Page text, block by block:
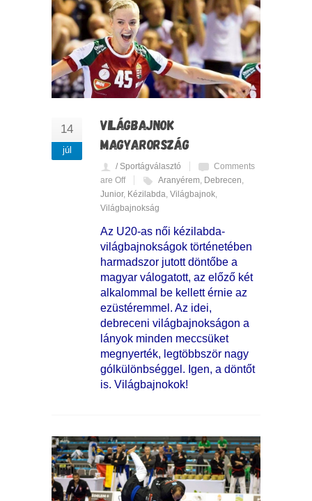
14
júl
VILÁGBAJNOK
MAGYARORSZÁG
/ Sportágválasztó
Comments
are Off
Aranyérem, Debrecen,
Junior, Kézilabda, Világbajnok,
Világbajnokság
Az U20-as női kézilabda-
világbajnokságok történetében
harmadszor jutott döntőbe a
magyar válogatott, az előző két
alkalommal be kellett érnie az
ezüstéremmel. Az idei,
debreceni világbajnokságon a
lányok minden meccsüket
megnyerték, legtöbbször nagy
gólkülönbséggel. Igen, a döntőt
is. Világbajnokok!